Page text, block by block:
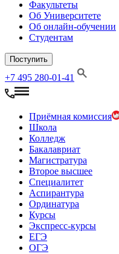
Факультеты
Об Университете
Об онлайн-обучении
Студентам
Поступить
+7 495 280-01-41
Приёмная комиссия
Школа
Колледж
Бакалавриат
Магистратура
Второе высшее
Специалитет
Аспирантура
Ординатура
Курсы
Экспресс-курсы
ЕГЭ
ОГЭ